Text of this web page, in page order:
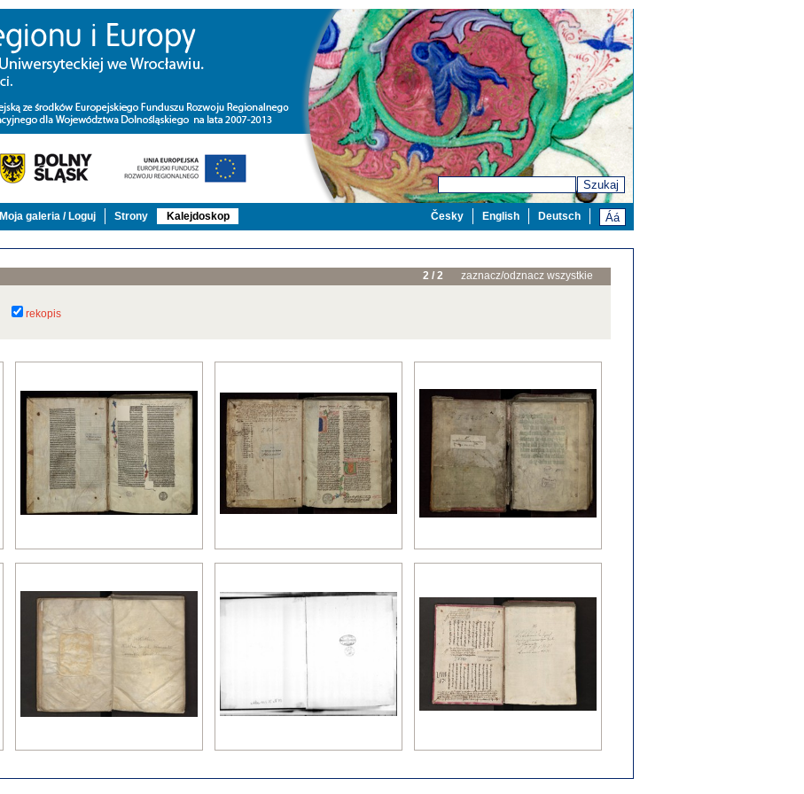
Szukaj
Moja galeria / Loguj Strony Kalejdoskop Deutsch
English
Česky
2 / 2 zaznacz/odznacz wszystkie
rekopis